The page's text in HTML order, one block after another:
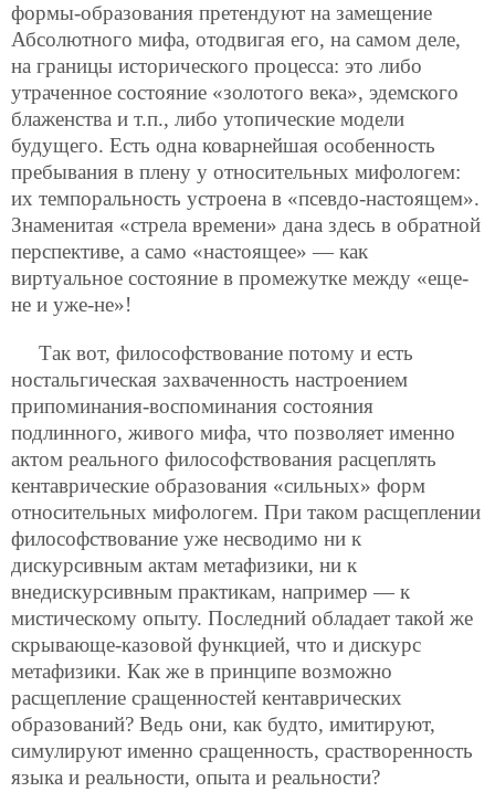
формы-образования претендуют на замещение
Абсолютного мифа, отодвигая его, на самом деле,
на границы исторического процесса: это либо
утраченное состояние «золотого века», эдемского
блаженства и т.п., либо утопические модели
будущего. Есть одна коварнейшая особенность
пребывания в плену у относительных мифологем:
их темпоральность устроена в «псевдо-настоящем».
Знаменитая «стрела времени» дана здесь в обратной
перспективе, а само «настоящее» — как
виртуальное состояние в промежутке между «еще-
не и уже-не»!
Так вот, философствование потому и есть
ностальгическая захваченность настроением
припоминания-воспоминания состояния
подлинного, живого мифа, что позволяет именно
актом реального философствования расцеплять
кентаврические образования «сильных» форм
относительных мифологем. При таком расщеплении
философствование уже несводимо ни к
дискурсивным актам метафизики, ни к
внедискурсивным практикам, например — к
мистическому опыту. Последний обладает такой же
скрывающе-казовой функцией, что и дискурс
метафизики. Как же в принципе возможно
расщепление сращенностей кентаврических
образований? Ведь они, как будто, имитируют,
симулируют именно сращенность, срастворенность
языка и реальности, опыта и реальности?